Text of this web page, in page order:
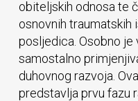
obiteljskih odnosa te
osnovnih traumatskih
posljedica. Osobno
samostalno
duhovnog razvoja.
predstavlja prvu fazu